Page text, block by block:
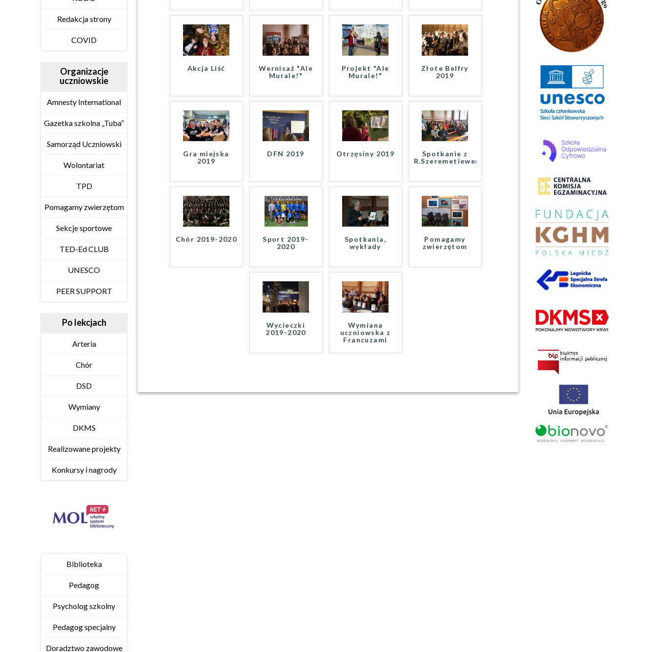
Redakcja strony
COVID
Organizacje
uczniowskie
Amnesty International
Gazetka szkolna „Tuba”
Samorząd Uczniowski
Wolontariat
TPD
Pomagamy zwierzętom
Sekcje sportowe
TED-Ed CLUB
UNESCO
PEER SUPPORT
Po lekcjach
Arteria
Chór
DSD
Wymiany
DKMS
Realizowane projekty
Konkursy i nagrody
Biblioteka
Pedagog
Psycholog szkolny
Pedagog specjalny
Doradztwo zawodowe
Akcja Liść
Wernisaż "Ale
Murale!"
Projekt "Ale
Murale!"
Złote Belfry
2019
Gra miejska
2019
DFN 2019 Otrzęsiny 2019
Spotkanie z
R.Szeremetiewem
Chór 2019-2020
Sport 2019-
2020
Spotkania,
wykłady
Pomagamy
zwierzętom
Wycieczki
2019-2020
Wymiana
uczniowska z
Francuzami